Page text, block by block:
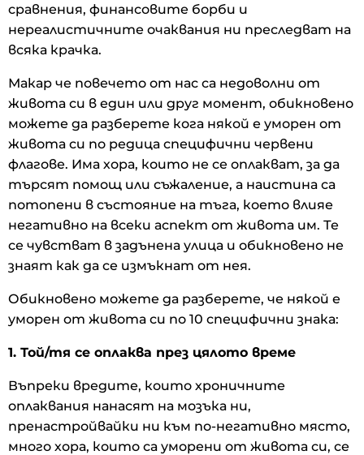
сравнения, финансовите борби и
нереалистичните очаквания ни преследват на
всяка крачка.
Макар че повечето от нас са недоволни от
живота си в един или друг момент, обикновено
можете да разберете кога някой е уморен от
живота си по редица специфични червени
флагове. Има хора, които не се оплакват, за да
търсят помощ или съжаление, а наистина са
потопени в състояние на тъга, което влияе
негативно на всеки аспект от живота им. Те
се чувстват в задънена улица и обикновено не
знаят как да се измъкнат от нея.
Обикновено можете да разберете, че някой е
уморен от живота си по 10 специфични знака:
1. Той/тя се оплаква през цялото време
Въпреки вредите, които хроничните
оплаквания нанасят на мозъка ни,
пренастройвайки ни към по-негативно място,
много хора, които са уморени от живота си, се